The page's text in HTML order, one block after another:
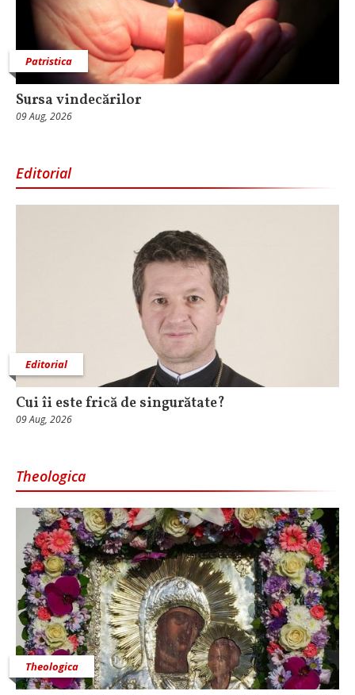
Patristica
Sursa vindecărilor
09 Aug, 2026
Editorial
Editorial
Cui îi este frică de singurătate?
09 Aug, 2026
Theologica
Theologica